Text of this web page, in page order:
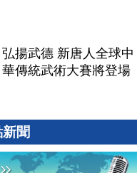
弘揚武德 新唐人全球中
華傳統武術大賽將登場
聞